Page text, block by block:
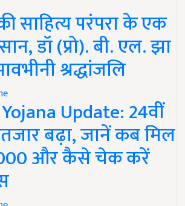
साहित्य परंपरा के एक
डॉ (प्रो). बी. एल. झा
श्रद्धांजलि
Update: 24वीं
बढ़ा, जानें कब मिल
और कैसे चेक करें